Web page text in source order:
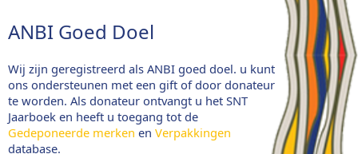
ANBI Goed Doel
Wij zijn geregistreerd als ANBI goed doel. u kunt
ons ondersteunen met een gift of door donateur
te worden. Als donateur ontvangt u het SNT
Jaarboek en heeft u toegang tot de
Gedeponeerde merken en Verpakkingen
database.